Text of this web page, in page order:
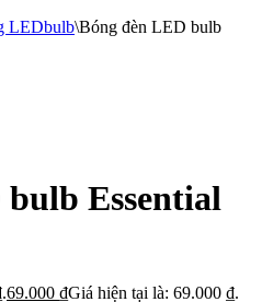
LEDbulb\Bóng đèn LED bulb
Essential
69.000 ₫Giá hiện tại là: 69.000 ₫.